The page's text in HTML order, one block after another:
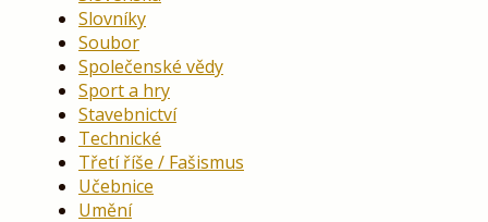
Slovníky
Soubor
Společenské vědy
Sport a hry
Stavebnictví
Technické
Třetí říše / Fašismus
Učebnice
Umění